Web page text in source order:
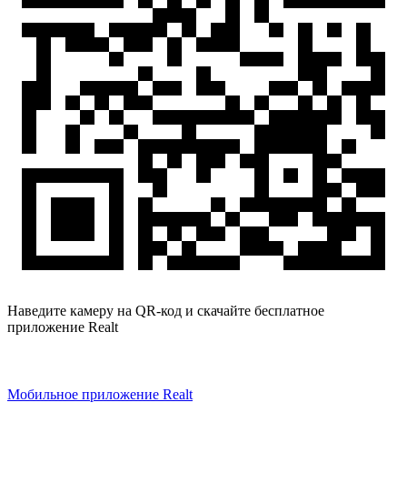
Наведите камеру на QR-код и скачайте бесплатное
приложение Realt
Мобильное приложение Realt